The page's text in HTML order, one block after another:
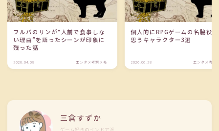
フルバのリンが“人前で食事しな
い理由”を語ったシーンが印象に
残った話
2026.04.08 エンタメ考察メモ
個人的にRPGゲームの名脇役
思うキャラクター3選
2026.06.28 エンタメ考察
三倉すずか